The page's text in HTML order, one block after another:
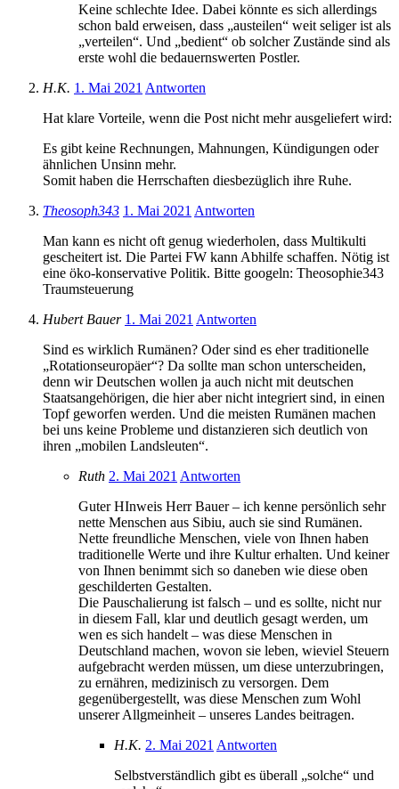
Keine schlechte Idee. Dabei könnte es sich allerdings
schon bald erweisen, dass „austeilen“ weit seliger ist als
„verteilen“. Und „bedient“ ob solcher Zustände sind als
erste wohl die bedauernswerten Postler.
H.K. 1. Mai 2021 Antworten
Hat klare Vorteile, wenn die Post nicht mehr ausgeliefert wird:
Es gibt keine Rechnungen, Mahnungen, Kündigungen oder
ähnlichen Unsinn mehr.
Somit haben die Herrschaften diesbezüglich ihre Ruhe.
Theosoph343 1. Mai 2021 Antworten
Man kann es nicht oft genug wiederholen, dass Multikulti
gescheitert ist. Die Partei FW kann Abhilfe schaffen. Nötig ist
eine öko-konservative Politik. Bitte googeln: Theosophie343
Traumsteuerung
Hubert Bauer 1. Mai 2021 Antworten
Sind es wirklich Rumänen? Oder sind es eher traditionelle
„Rotationseuropäer“? Da sollte man schon unterscheiden,
denn wir Deutschen wollen ja auch nicht mit deutschen
Staatsangehörigen, die hier aber nicht integriert sind, in einen
Topf geworfen werden. Und die meisten Rumänen machen
bei uns keine Probleme und distanzieren sich deutlich von
ihren „mobilen Landsleuten“.
Ruth 2. Mai 2021 Antworten
Guter HInweis Herr Bauer – ich kenne persönlich sehr
nette Menschen aus Sibiu, auch sie sind Rumänen.
Nette freundliche Menschen, viele von Ihnen haben
traditionelle Werte und ihre Kultur erhalten. Und keiner
von Ihnen benimmt sich so daneben wie diese oben
geschilderten Gestalten.
Die Pauschalierung ist falsch – und es sollte, nicht nur
in diesem Fall, klar und deutlich gesagt werden, um
wen es sich handelt – was diese Menschen in
Deutschland machen, wovon sie leben, wieviel Steuern
aufgebracht werden müssen, um diese unterzubringen,
zu ernähren, medizinisch zu versorgen. Dem
gegenübergestellt, was diese Menschen zum Wohl
unserer Allgmeinheit – unseres Landes beitragen.
H.K. 2. Mai 2021 Antworten
Selbstverständlich gibt es überall „solche“ und